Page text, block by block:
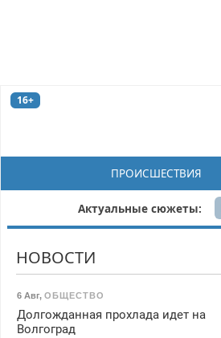
16+
ПРОИСШЕСТВИЯ
Актуальные сюжеты:
НОВОСТИ
6 Авг, ОБЩЕСТВО
Долгожданная прохлада идет на
Волгоград